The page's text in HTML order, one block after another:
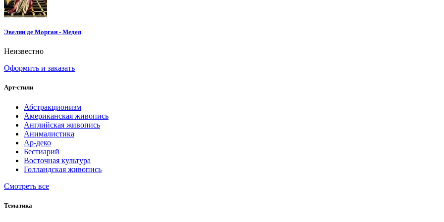
Эвелин де Морган - Медея
Неизвестно
Оформить и заказать
Арт-стили
Абстракционизм
Американская живопись
Английская живопись
Анималистика
Ар-деко
Бестиарий
Восточная культура
Голландская живопись
Смотреть все
Тематика